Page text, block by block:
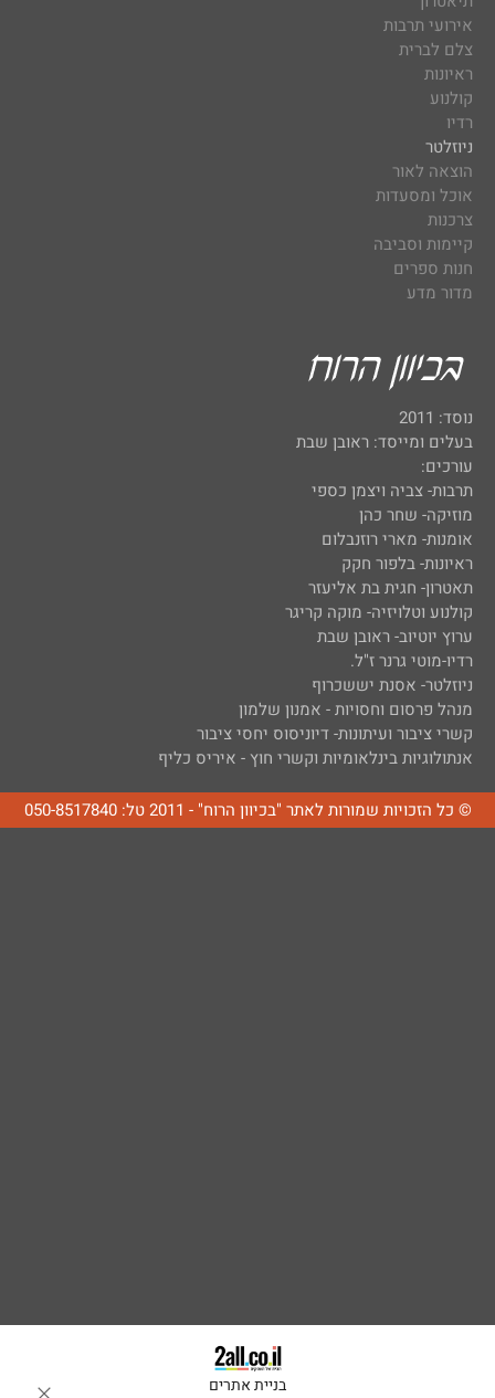
אירועי תרבות
צלם לברית
ראיונות
קולנוע
רדיו
ניוזלטר
הוצאה לאור
אוכל ומסעדות
צרכנות
קיימות וסביבה
חנות ספרים
מדור מדע
נוסד: 2011
בעלים ומייסד: ראובן שבת
עורכים:
תרבות- צביה ויצמן כספי
מוזיקה- שחר כהן
אומנות- מארי רוזנבלום
ראיונות- בלפור חקק
תאטרון- חגית בת אליעזר
קולנוע וטלויזיה- מוקה קריגר
ערוץ יוטיוב- ראובן שבת
רדיו-מוטי גרנר ז"ל.
ניוזלטר- אסנת יששכרוף
מנהל פרסום וחסויות - אמנון שלמון
קשרי ציבור ועיתונות- דיוניסוס יחסי ציבור
אנתולוגיות בינלאומיות וקשרי חוץ - איריס כליף
© כל הזכויות שמורות לאתר "בכיוון הרוח" - 2011 טל: 050-8517840
בניית אתרים